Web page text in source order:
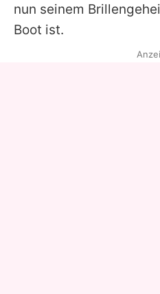
nun seinem
Boot ist.